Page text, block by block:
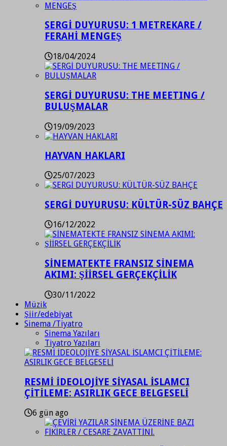
SERGİ DUYURUSU: 1 METREKARE /
FERAHİ MENGEŞ
18/04/2024
SERGİ DUYURUSU: THE MEETING /
BULUŞMALAR
19/09/2023
HAYVAN HAKLARI
25/07/2023
SERGİ DUYURUSU: KÜLTÜR-SÜZ BAHÇE
16/12/2022
SİNEMATEKTE FRANSIZ SİNEMA
AKIMI: ŞİİRSEL GERÇEKÇİLİK
30/11/2022
Müzik
Şiir/edebiyat
Sinema /Tiyatro
Sinema Yazıları
Tiyatro Yazıları
RESMİ İDEOLOJİYE SİYASAL İSLAMCI
ÇİTİLEME: ASIRLIK GECE BELGESELİ
6 gün ago